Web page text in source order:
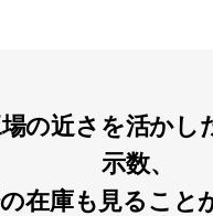
の近さを活かし
示数、
在庫も見ること